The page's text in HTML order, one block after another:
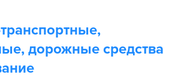
дорожные средства